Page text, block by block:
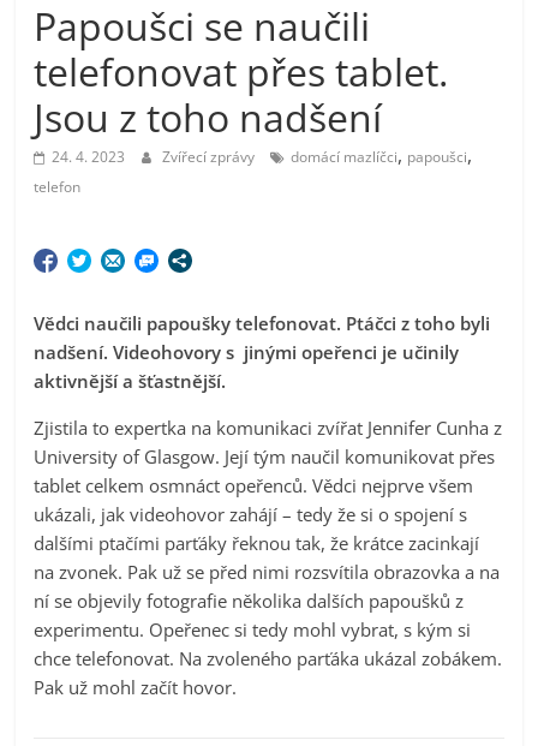
Papoušci se naučili
telefonovat přes tablet.
Jsou z toho nadšení
24. 4. 2023 Zvířecí zprávy domácí mazlíčci, papoušci,
telefon
Vědci naučili papoušky telefonovat. Ptáčci z toho byli
nadšení. Videohovory s jinými opeřenci je učinily
aktivnější a šťastnější.
Zjistila to expertka na komunikaci zvířat Jennifer Cunha z
University of Glasgow. Její tým naučil komunikovat přes
tablet celkem osmnáct opeřenců. Vědci nejprve všem
ukázali, jak videohovor zahájí – tedy že si o spojení s
dalšími ptačími parťáky řeknou tak, že krátce zacinkají
na zvonek. Pak už se před nimi rozsvítila obrazovka a na
ní se objevily fotografie několika dalších papoušků z
experimentu. Opeřenec si tedy mohl vybrat, s kým si
chce telefonovat. Na zvoleného parťáka ukázal zobákem.
Pak už mohl začít hovor.